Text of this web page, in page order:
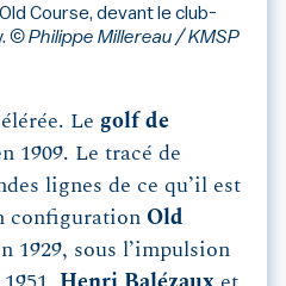
Course, devant le club-
© Philippe Millereau / KMSP
Le golf de
1909. Le tracé de
lignes de ce qu’il est
configuration Old
1929, sous l’impulsion